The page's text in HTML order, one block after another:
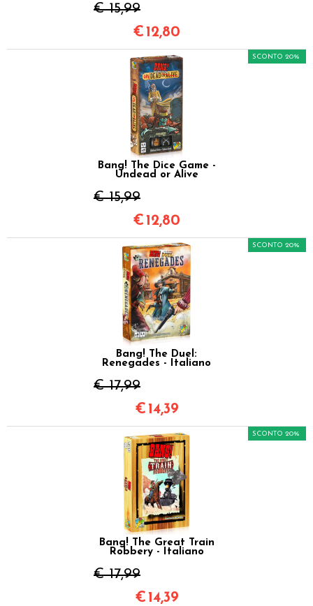
€ 15,99
€ 12,80
Bang! The Dice Game -
Undead or Alive
€ 15,99
SCONTO 20%
€ 12,80
Bang! The Duel:
Renegades - Italiano
€ 17,99
SCONTO 20%
€ 14,39
Bang! The Great Train
Robbery - Italiano
€ 17,99
SCONTO 20%
€ 14,39